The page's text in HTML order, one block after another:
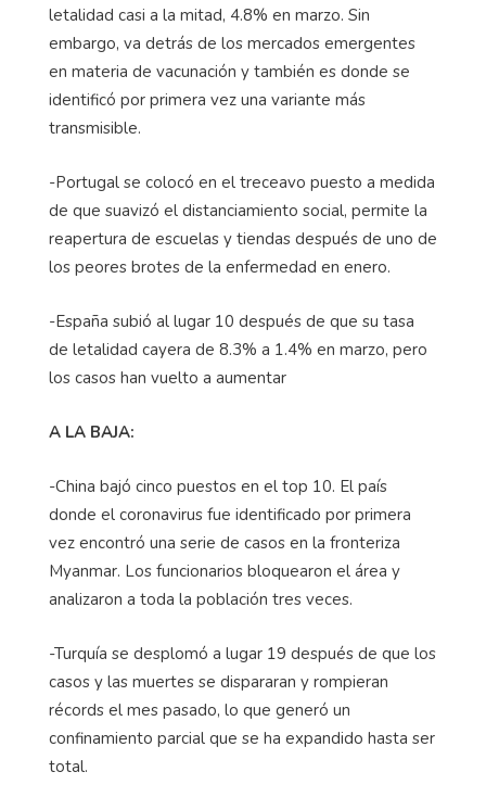
letalidad casi a la mitad, 4.8% en marzo. Sin
embargo, va detrás de los mercados emergentes
en materia de vacunación y también es donde se
identificó por primera vez una variante más
transmisible.
-Portugal se colocó en el treceavo puesto a medida
de que suavizó el distanciamiento social, permite la
reapertura de escuelas y tiendas después de uno de
los peores brotes de la enfermedad en enero.
-España subió al lugar 10 después de que su tasa
de letalidad cayera de 8.3% a 1.4% en marzo, pero
los casos han vuelto a aumentar
A LA BAJA:
-China bajó cinco puestos en el top 10. El país
donde el coronavirus fue identificado por primera
vez encontró una serie de casos en la fronteriza
Myanmar. Los funcionarios bloquearon el área y
analizaron a toda la población tres veces.
-Turquía se desplomó a lugar 19 después de que los
casos y las muertes se dispararan y rompieran
récords el mes pasado, lo que generó un
confinamiento parcial que se ha expandido hasta ser
total.